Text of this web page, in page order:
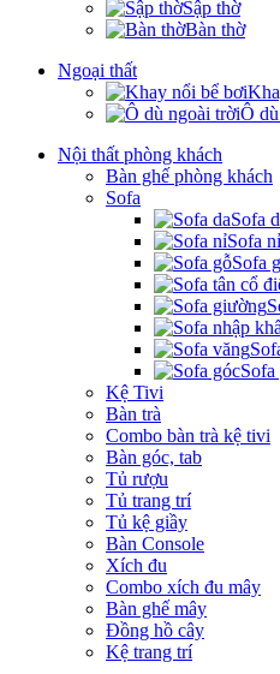
Sập thờ
Bàn thờ
Ngoại thất
Ô
Nội thất phòng khách
Bàn ghế phòng khách
Sofa
Sofa
Sofa nỉ
Sofa
Sofa
Kệ Tivi
Bàn trà
Combo bàn trà kệ tivi
Bàn góc, tab
Tủ rượu
Tủ trang trí
Tủ kệ giầy
Bàn Console
Xích đu
Combo xích đu mây
Bàn ghế mây
Đồng hồ cây
Kệ trang trí